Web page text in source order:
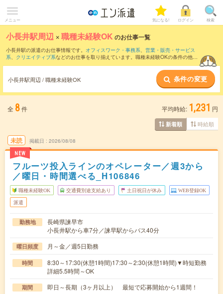
メニュー 気になる! ログイン 検索
小長井駅周辺 ×職種未経験OK のお仕事一覧
小長井駅の派遣のお仕事情報です。 オフィスワーク・事務系、 営業・販売・サービス
系、 クリエイティブ系などのお仕事を取り揃えています。職種未経験OKの条件の他
小長井駅周辺 / 職種未経験OK 条件の変更
全 8件 平均時給: 1,231 円
新着順 時給順
未読
NEW
掲載日 2026/08/08
フルーツ投入ラインのオペレーター／週3から
／曜日・時間選べる_H106846
職種未経験OK 交通費別途支給あり 土日祝日が休み WEB登録OK
派遣
勤務地
長崎県諫早市
小長井駅から車7分／諫早駅からバス40分
曜日頻度 月～金／週5日勤務
時間
8:30～17:30(休憩1時間)17:30～2:30(休憩1時間)▼時短勤務
詳細5.5時間～OK
期間 即日～長期（3ヶ月以上） 最短で応募開始から1週間！